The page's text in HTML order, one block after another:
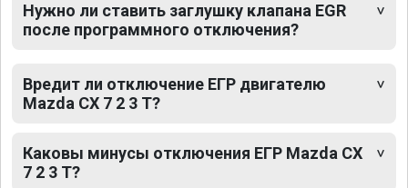
Нужно ли ставить заглушку клапана EGR
после программного отключения?
Вредит ли отключение ЕГР двигателю
Mazda CX 7 2 3 T?
Каковы минусы отключения ЕГР Mazda CX
7 2 3 T?